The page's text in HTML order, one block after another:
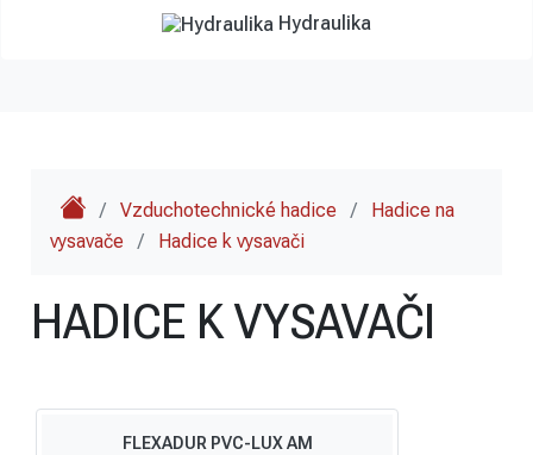
Hydraulika
/ Vzduchotechnické hadice /
Hadice na
vysavače
/ Hadice k vysavači
HADICE K VYSAVAČI
FLEXADUR PVC-LUX AM